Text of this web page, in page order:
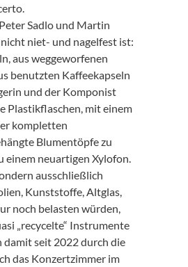
Sadlo und Martin
niet- und nagelfest ist:
aus weggeworfenen
benutzten Kaffeekapseln
und der Komponist
Plastikflaschen, mit einem
kompletten
Blumentöpfe zu
neuartigen Xylofon.
ausschließlich
Kunststoffe, Altglas,
noch belasten würden,
„recycelte“ Instrumente
damit seit 2022 durch die
das Konzertzimmer im